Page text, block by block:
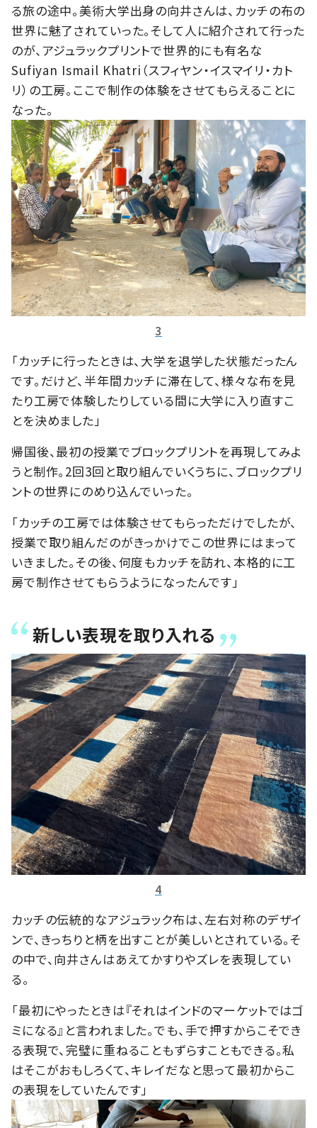
る旅の途中。美術大学出身の向井さんは、カッチの布の
世界に魅了されていった。そして人に紹介されて行った
のが、アジュラックプリントで世界的にも有名な
Sufiyan Ismail Khatri（スフィヤン・イスマイリ・カト
リ）の工房。ここで制作の体験をさせてもらえることに
なった。
3
「カッチに行ったときは、大学を退学した状態だったん
です。だけど、半年間カッチに滞在して、様々な布を見
たり工房で体験したりしている間に大学に入り直すこ
とを決めました」
帰国後、最初の授業でブロックプリントを再現してみよ
うと制作。2回3回と取り組んでいくうちに、ブロックプリ
ントの世界にのめり込んでいった。
「カッチの工房では体験させてもらっただけでしたが、
授業で取り組んだのがきっかけでこの世界にはまって
いきました。その後、何度もカッチを訪れ、本格的に工
房で制作させてもらうようになったんです」
新しい表現を取り入れる
4
カッチの伝統的なアジュラック布は、左右対称のデザイ
ンで、きっちりと柄を出すことが美しいとされている。そ
の中で、向井さんはあえてかすりやズレを表現してい
る。
「最初にやったときは『それはインドのマーケットではゴ
ミになる』と言われました。でも、手で押すからこそでき
る表現で、完璧に重ねることもずらすこともできる。私
はそこがおもしろくて、キレイだなと思って最初からこ
の表現をしていたんです」